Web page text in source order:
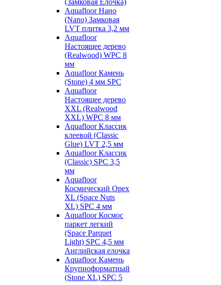
(Замковая Елочка)
Aquafloor Нано
(Nano) Замковая
LVT плитка 3,2 мм
Aquafloor
Настоящее дерево
(Realwood) WPC 8
мм
Aquafloor Камень
(Stone) 4 мм SPC
Aquafloor
Настоящее дерево
XXL (Realwood
XXL) WPC 8 мм
Aquafloor Классик
клеевой (Classic
Glue) LVT 2,5 мм
Aquafloor Классик
(Classic) SPC 3,5
мм
Aquafloor
Космический Орех
XL (Space Nuts
XL) SPC 4 мм
Aquafloor Космос
паркет легкий
(Space Parquet
Light) SPC 4,5 мм
Английская елочка
Aquafloor Камень
Крупноформатный
(Stone XL) SPC 5